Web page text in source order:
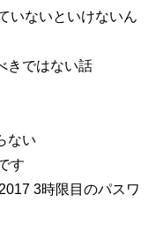
いないといけないん
きではない話
ない
す
3時限目のパスワ